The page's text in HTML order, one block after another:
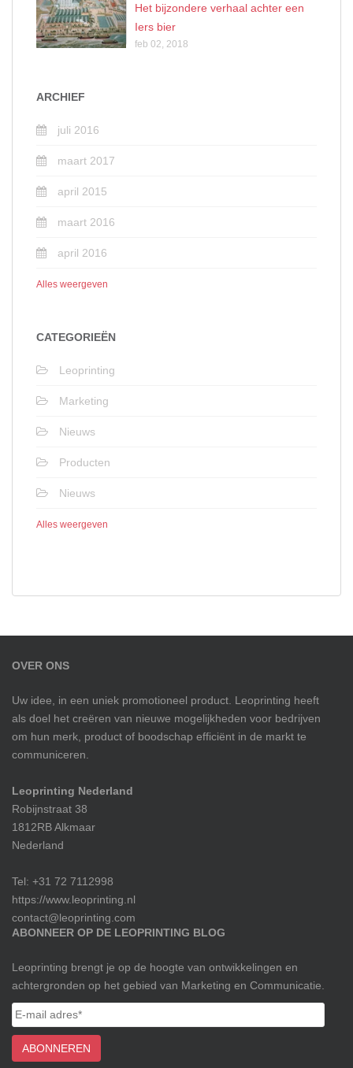
Het bijzondere verhaal achter een
Iers bier
feb 02, 2018
ARCHIEF
juli 2016
maart 2017
april 2015
maart 2016
april 2016
Alles weergeven
CATEGORIEËN
Leoprinting
Marketing
Nieuws
Producten
Nieuws
Alles weergeven
OVER ONS
Uw idee, in een uniek promotioneel product. Leoprinting heeft
als doel het creëren van nieuwe mogelijkheden voor bedrijven
om hun merk, product of boodschap efficiënt in de markt te
communiceren.
Leoprinting Nederland
Robijnstraat 38
1812RB Alkmaar
Nederland
Tel: +31 72 7112998
https://www.leoprinting.nl
contact@leoprinting.com
ABONNEER OP DE LEOPRINTING BLOG
Leoprinting brengt je op de hoogte van ontwikkelingen en
achtergronden op het gebied van Marketing en Communicatie.